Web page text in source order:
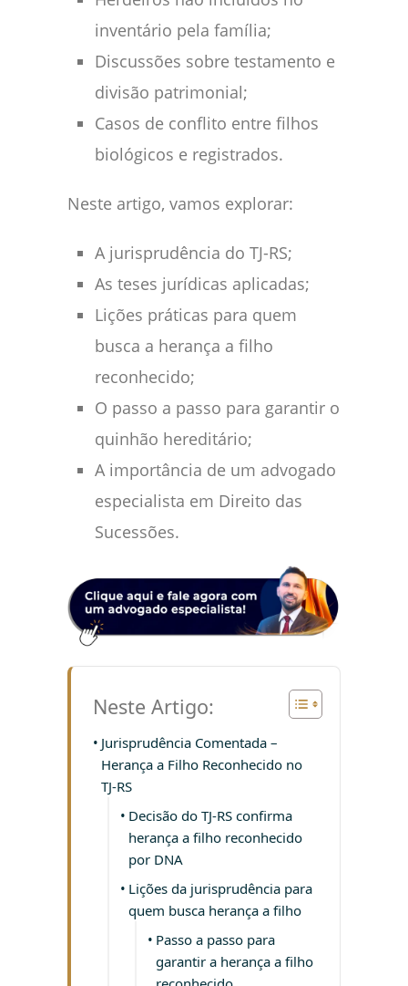
inventário pela família;
Discussões sobre testamento e
divisão patrimonial;
Casos de conflito entre filhos
biológicos e registrados.
Neste artigo, vamos explorar:
A jurisprudência do TJ-RS;
As teses jurídicas aplicadas;
Lições práticas para quem
busca a herança a filho
reconhecido;
O passo a passo para garantir o
quinhão hereditário;
A importância de um advogado
especialista em Direito das
Sucessões.
Neste Artigo:
Jurisprudência Comentada –
Herança a Filho Reconhecido no
TJ-RS
Decisão do TJ-RS confirma
herança a filho reconhecido
por DNA
Lições da jurisprudência para
quem busca herança a filho
Passo a passo para
garantir a herança a filho